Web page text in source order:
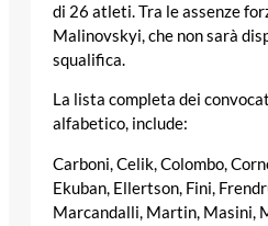
di 26 atleti. Tra le assenze
Malinovskyi, che non sarà
squalifica.
La lista completa dei
alfabetico, include:
Carboni, Celik, Colombo,
Ekuban, Ellertson, Fini,
Marcandalli, Martin, Masini,